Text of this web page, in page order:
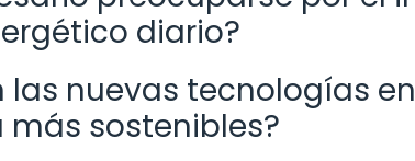
diario?
las nuevas tecnologías
sostenibles?